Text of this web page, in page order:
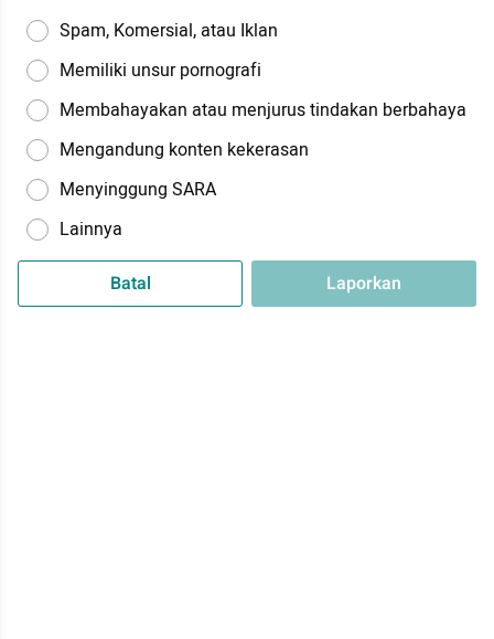
Spam, Komersial, atau Iklan
Memiliki unsur pornografi
Membahayakan atau menjurus tindakan berbahaya
Mengandung konten kekerasan
Menyinggung SARA
Lainnya
Batal Laporkan